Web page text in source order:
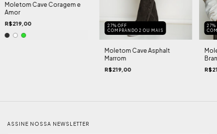
Moletom Cave Coragem e
Amor
R$219,00
27% OFF
COMPRANDO 2 OU MAIS
Moletom Cave Asphalt
Marrom
R$219,00
27%
ASSINE NOSSA NEWSLETTER